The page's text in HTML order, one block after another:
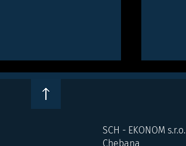
SCH - EKONOM s.r.o.
Chebana